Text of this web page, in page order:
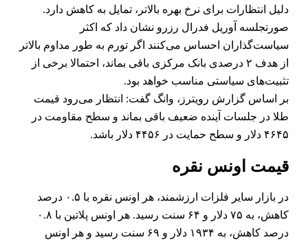
دلیل انتظارات برای نرخ بهره بالاتر، تمایل به کاهش دارد.
صورتجلسه آوریل فدرال رزرو نشان داد که اکثر
سیاست‌گذاران احساس می‌کنند اگر تورم به طور مداوم بالاتر
از هدف ۲ درصدی بانک مرکزی باقی بماند، احتمالا برخی از
تثبیت‌های سیاستی مناسب خواهد بود.
بر اساس گزارش رویترز، وانگ گفت: انتظار می‌رود قیمت
طلا در جلسات آینده ضعیف باقی بماند و سطح مقاومت در
۴۶۴۵ دلار و سطح حمایت در ۴۴۵۶ دلار باشد.
قیمت اونس نقره
در بازار سایر فلزات ارزشمند، هر اونس نقره با ۰.۵ درصد
کاهش، به ۷۵ دلار و ۶۴ سنت رسید. هر اونس پلاتین با ۰.۸
درصد کاهش، به ۱۹۳۴ دلار و ۶۹ سنت رسید و هر اونس